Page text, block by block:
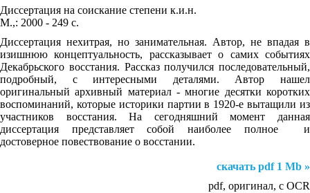
Диссертация на соискание степени к.и.н.
М.,: 2000 - 249 с.
Диссертация нехитрая, но занимательная. Автор, не впадая в
изишнюю концептуальность, рассказывает о самих событиях
Декабрьского восстания. Рассказ получился последовательный,
подробный, с интересными деталями. Автор нашел
оригинальный архивный материал - многие десятки коротких
воспоминаний, которые историки партии в 1920-е вытащили из
участников восстания. На сегодняшний момент данная
диссертация представляет собой наиболее полное и
достоверное повествование о восстании.
скачать pdf 1 Mb »
pdf, оригинал, c OCR